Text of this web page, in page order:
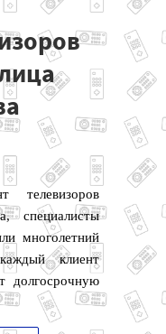
телевизоров
специалисты
многолетний
клиент
долгосрочную